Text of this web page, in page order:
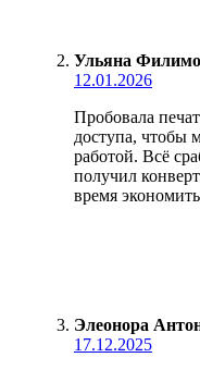
Ульяна
12.01.2026
Пробовала
доступа, чтобы
работой. Всё
получил
время
Элеонора
17.12.2025